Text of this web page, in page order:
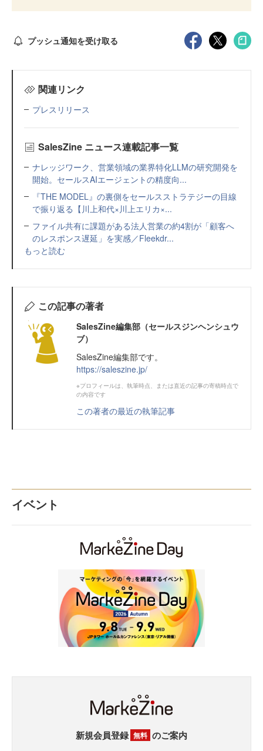
プッシュ通知を受け取る
関連リンク
プレスリリース
SalesZine ニュース連載記事一覧
ナレッジワーク、営業領域の業界特化LLMの研究開発を
開始。セールスAIエージェントの精度向...
『THE MODEL』の裏側をセールスストラテジーの目線
で振り返る【川上和代×川上エリカ×...
ファイル共有に課題がある法人営業の約4割が「顧客へ
のレスポンス遅延」を実感／Fleekdr...
もっと読む
この記事の著者
SalesZine編集部（セールスジンヘンシュウ
ブ）
SalesZine編集部です。
https://saleszine.jp/
※プロフィールは、執筆時点、または直近の記事の寄稿時点で
の内容です
この著者の最近の執筆記事
イベント
新規会員登録 無料 のご案内